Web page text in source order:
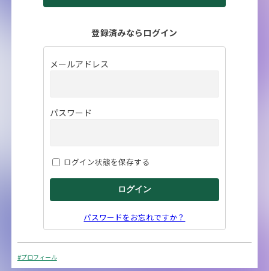
登録済みならログイン
メールアドレス
パスワード
ログイン状態を保存する
パスワードをお忘れですか？
#プロフィール